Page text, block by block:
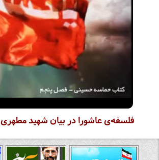
فلسفه‌ی عاشورا در بیان شهید مطهری